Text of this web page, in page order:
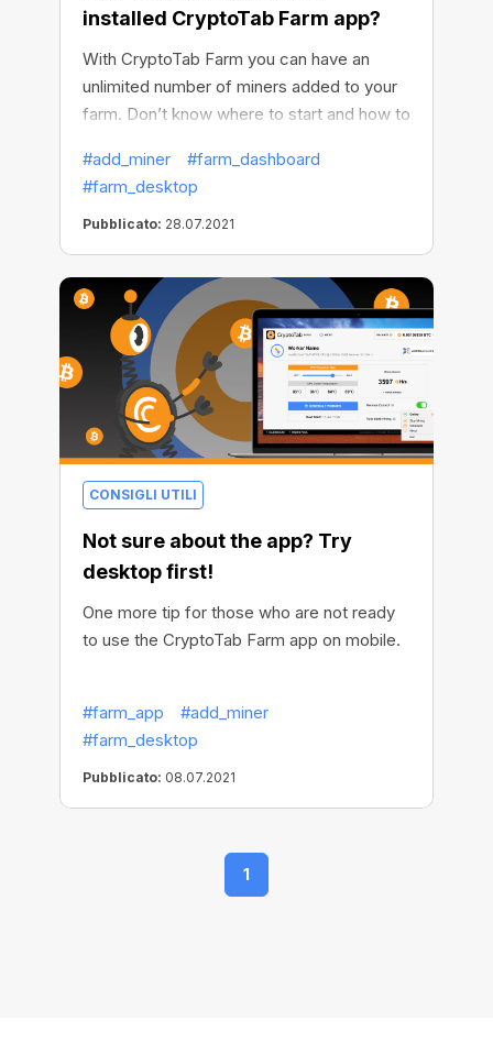
installed CryptoTab Farm app?
With CryptoTab Farm you can have an
unlimited number of miners added to your
farm. Don’t know where to start and how to
will explain everything.
#add_miner
#farm_dashboard
#farm_desktop
Pubblicato: 28.07.2021
CONSIGLI UTILI
Not sure about the app? Try
desktop first!
One more tip for those who are not ready
to use the CryptoTab Farm app on mobile.
#farm_app
#add_miner
#farm_desktop
Pubblicato: 08.07.2021
1